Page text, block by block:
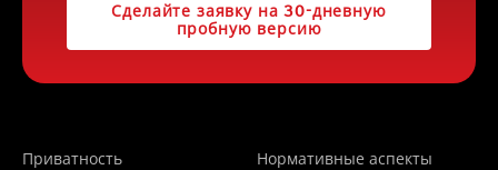
Сделайте заявку на 30-дневную
пробную версию
Приватность
Нормативные аспекты